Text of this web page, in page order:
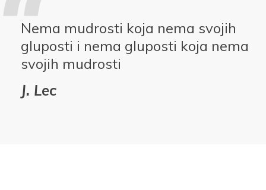
Nema mudrosti koja nema svojih
gluposti i nema gluposti koja nema
svojih mudrosti
J. Lec